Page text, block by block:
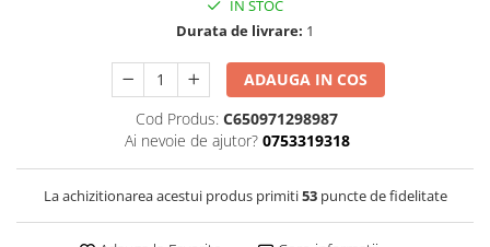
IN STOC
Durata de livrare: 1
ADAUGA IN COS
Cod Produs: C650971298987
Ai nevoie de ajutor? 0753319318
La achizitionarea acestui produs primiti53puncte de fidelitate